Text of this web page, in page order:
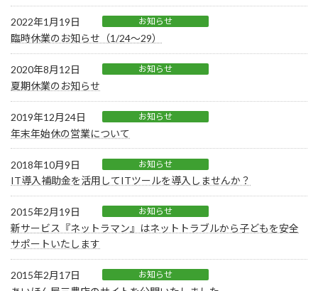
2022年1月19日 お知らせ
臨時休業のお知らせ（1/24～29）
2020年8月12日 お知らせ
夏期休業のお知らせ
2019年12月24日 お知らせ
年末年始休の営業について
2018年10月9日 お知らせ
IT導入補助金を活用してITツールを導入しませんか？
2015年2月19日 お知らせ
新サービス『ネットラマン』はネットトラブルから子どもを安全
サポートいたします
2015年2月17日 お知らせ